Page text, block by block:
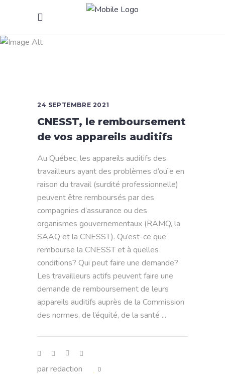
Surdité totale
24 SEPTEMBRE 2021
CNESST, le remboursement
de vos appareils auditifs
Au Québec, les appareils auditifs des
travailleurs ayant des problèmes d’ouïe en
raison du travail (surdité professionnelle)
peuvent être remboursés par des
compagnies d’assurance ou des
organismes gouvernementaux (RAMQ, la
SAAQ et la CNESST). Qu’est-ce que
rembourse la CNESST et à quelles
conditions? Qui peut faire une demande?
Les travailleurs actifs peuvent faire une
demande de remboursement de leurs
appareils auditifs auprès de la Commission
des normes, de l’équité, de la santé
parredaction 0